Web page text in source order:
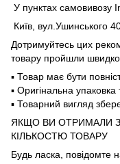
У пунктах самовивозу
Київ, вул.Ушинського
Дотримуйтесь цих
товару пройшли
▪️ Товар має бути
▪️ Оригінальна
▪️ Товарний вигляд
ЯКЩО ВИ ОТРИМАЛИ
КІЛЬКОСТЮ ТОВАРУ
Будь ласка, повідомте